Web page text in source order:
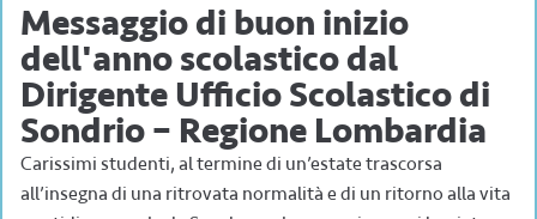
Messaggio di buon inizio
dell'anno scolastico dal
Dirigente Ufficio Scolastico di
Sondrio – Regione Lombardia
Carissimi studenti, al termine di un’estate trascorsa
all’insegna di una ritrovata normalità e di un ritorno alla vita